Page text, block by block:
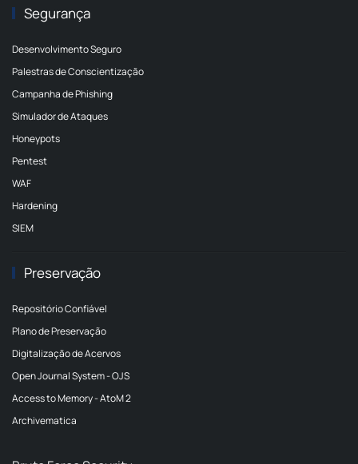
Segurança
Desenvolvimento Seguro
Palestras de Conscientização
Campanha de Phishing
Simulador de Ataques
Honeypots
Pentest
WAF
Hardening
SIEM
Preservação
Repositório Confiável
Plano de Preservação
Digitalização de Acervos
Open Journal System - OJS
Access to Memory - AtoM 2
Archivematica